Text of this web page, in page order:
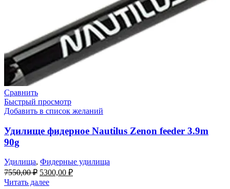
Сравнить
Быстрый просмотр
Добавить в список желаний
Удилище фидерное Nautilus Zenon feeder 3.9m
90g
Удилища, Фидерные удилища
7550,00₽ 5300,00 ₽
Читать далее